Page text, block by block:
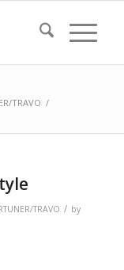
TRAVO /
TRAVO / by